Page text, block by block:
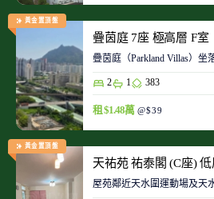
黃金置頂盤
疊茵庭 7座 極高層 F室
疊茵庭（Parkland Villas）
2 1 383
租 $1.48萬 @$39
黃金置頂盤
天祐苑 祐泰閣 (C座) 低
屋苑鄰近天水圍運動場及天